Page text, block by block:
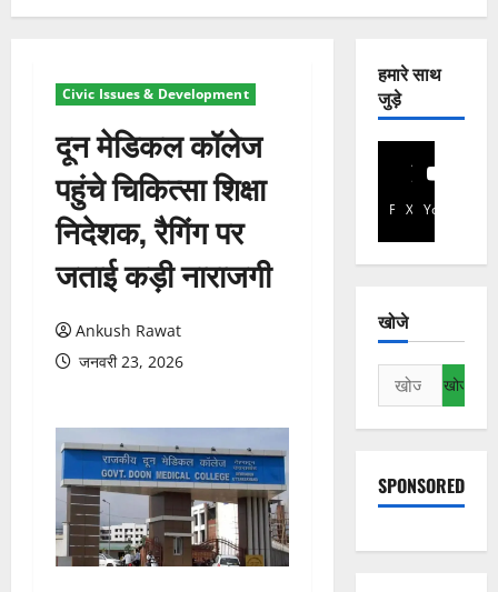
Civic Issues & Development
दून मेडिकल कॉलेज
पहुंचे चिकित्सा शिक्षा
निदेशक, रैगिंग पर
जताई कड़ी नाराजगी
Ankush Rawat
जनवरी 23, 2026
हमारे साथ
जुड़े
Facebook
X YouTube
खोजे
निम्न
को
खोजें:
SPONSORED